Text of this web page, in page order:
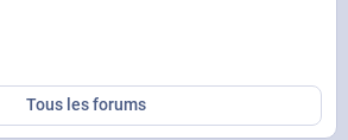
Tous les forums